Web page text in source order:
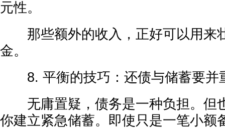
元性。
那些额外的收入，正好可以用来
金。
8. 平衡的技巧：还债与储蓄要并
无庸置疑，债务是一种负担。但
你建立紧急储蓄。即使只是一笔小额